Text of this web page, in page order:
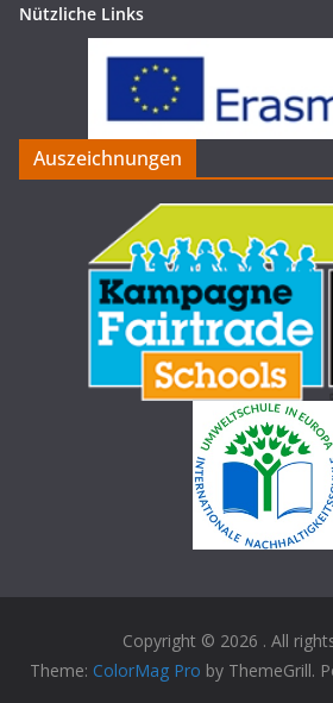
Nützliche Links
Auszeichnungen
Copyright © 2026 . All
Theme: ColorMag Pro by ThemeGrill.